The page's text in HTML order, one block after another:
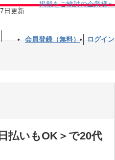
日更新
掲載をご検討の企業様へ
会員登録（無料） ログイン
払いもOK＞で20代